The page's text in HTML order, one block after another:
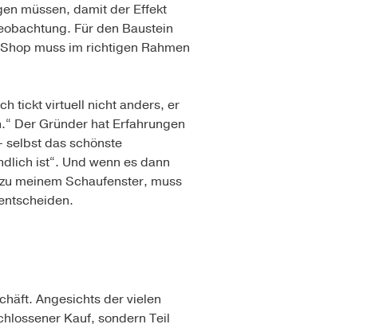
müssen, damit der Effekt
Für den Baustein
muss im richtigen Rahmen
tickt virtuell nicht anders, er
Der Gründer hat Erfahrungen
selbst das schönste
ist“. Und wenn es dann
meinem Schaufenster, muss
Angesichts der vielen
Kauf, sondern Teil